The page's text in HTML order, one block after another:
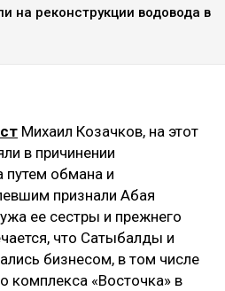
на реконструкции водовода в
Михаил Козачков, на этот
в причинении
путем обмана и
признали Абая
ее сестры и прежнего
что Сатыбалды и
бизнесом, в том числе
комплекса «Восточка» в